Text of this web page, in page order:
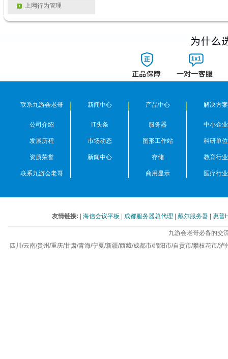
上网行为管理
联系九游会老哥
公司介绍
发展历程
资质荣誉
联系九游会老哥
新闻中心
IT头条
市场动态
新闻中心
产品中心
服务器
图形工作站
存储
商用显示
解决方案
中小企业
科研单位
教育行业
医疗行业
友情链接: |海信会议平板 | 成都服务器总代理 |戴尔服务器 |惠普
九游会老哥必备的
四川/云南/贵州/重庆/甘肃/青海/宁夏/新疆/西藏/成都市/绵阳市/自贡市/攀枝花